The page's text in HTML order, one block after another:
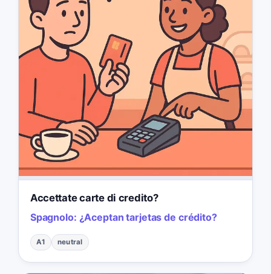
Accettate carte di credito?
Spagnolo: ¿Aceptan tarjetas de crédito?
A1 neutral